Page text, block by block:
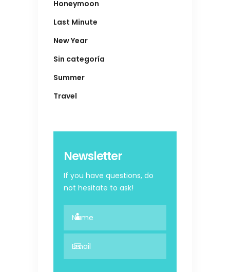
Honeymoon
Last Minute
New Year
Sin categoría
Summer
Travel
Newsletter
If you have questions, do
not hesitate to ask!